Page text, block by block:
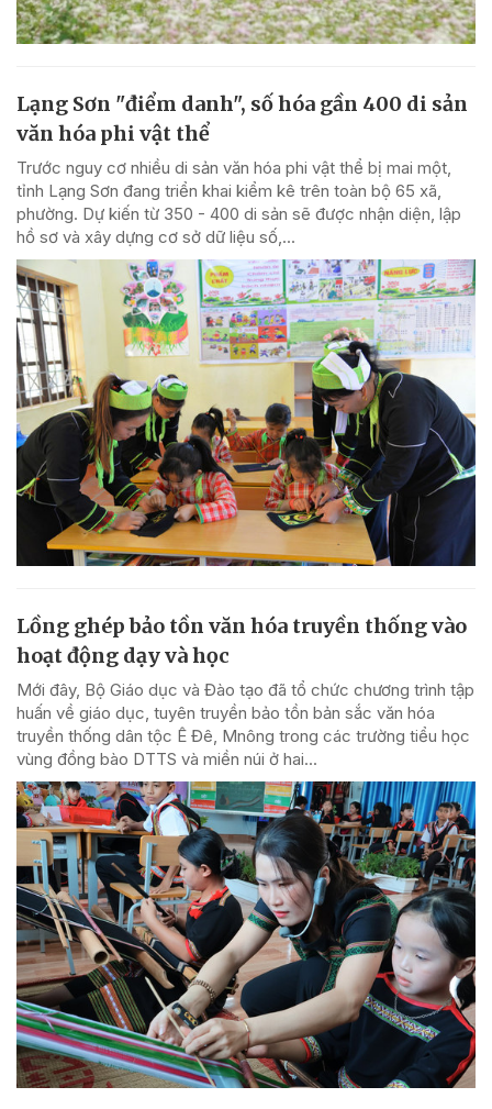
Lạng Sơn "điểm danh", số hóa gần 400 di sản
văn hóa phi vật thể
Trước nguy cơ nhiều di sản văn hóa phi vật thể bị mai một,
tỉnh Lạng Sơn đang triển khai kiểm kê trên toàn bộ 65 xã,
phường. Dự kiến từ 350 - 400 di sản sẽ được nhận diện, lập
hồ sơ và xây dựng cơ sở dữ liệu số,...
Lồng ghép bảo tồn văn hóa truyền thống vào
hoạt động dạy và học
Mới đây, Bộ Giáo dục và Đào tạo đã tổ chức chương trình tập
huấn về giáo dục, tuyên truyền bảo tồn bản sắc văn hóa
truyền thống dân tộc Ê Đê, Mnông trong các trường tiểu học
vùng đồng bào DTTS và miền núi ở hai...